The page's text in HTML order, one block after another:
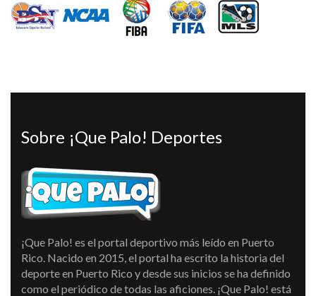
Sobre ¡Que Palo! Deportes
¡Que Palo! es el portal deportivo más leído en Puerto
Rico. Nacido en 2015, el portal ha escrito la historia del
deporte en Puerto Rico y desde sus inicios se ha definido
como el periódico de todas las aficiones. ¡Que Palo! está